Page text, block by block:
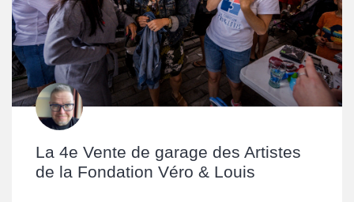
La 4e Vente de garage des Artistes
de la Fondation Véro & Louis